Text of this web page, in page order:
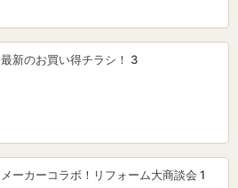
最新のお買い得チラシ！ 3
メーカーコラボ！リフォーム大商談会 1